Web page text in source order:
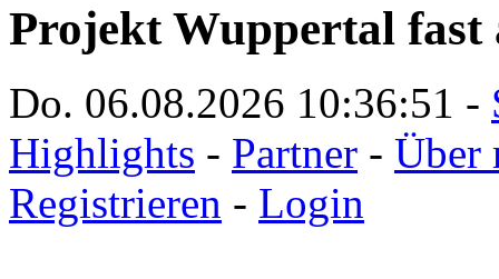
Projekt Wuppertal fast
Do. 06.08.2026 10:36:51 -
Highlights - Partner - Über
Registrieren - Login